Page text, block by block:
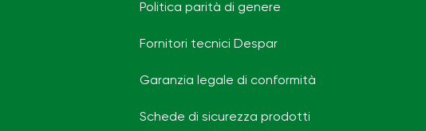
Politica parità di genere
Fornitori tecnici Despar
Garanzia legale di conformità
Schede di sicurezza prodotti